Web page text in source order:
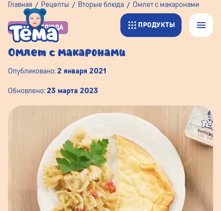
ПРОДУКТЫ
Главная Рецепты Вторые блюда Омлет с макаронами
ВТОРЫЕ БЛЮДА
Омлет с макаронами
Опубликовано:2 января 2021
Обновлено:23 марта 2023